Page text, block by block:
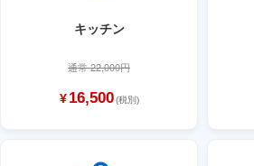
キッチン
通常 22,000円
¥ 16,500 (税別)